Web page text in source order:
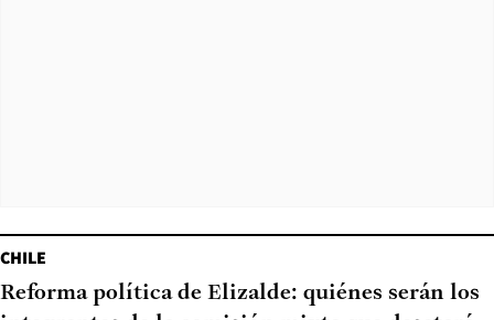
CHILE
Reforma política de Elizalde: quiénes serán los